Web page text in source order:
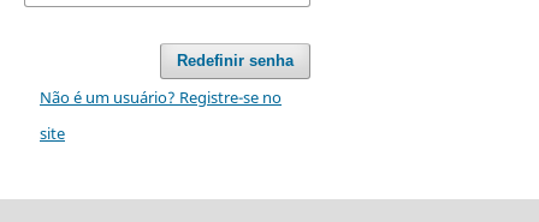
Redefinir senha
Não é um usuário? Registre-se no
site